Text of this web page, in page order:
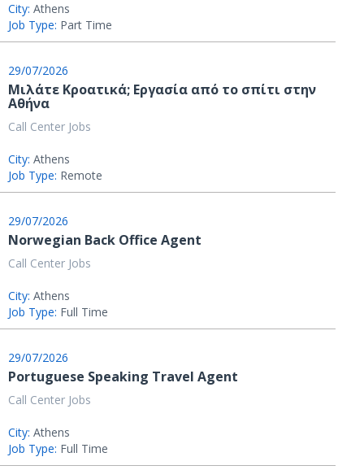
City: Athens
Job Type: Part Time
29/07/2026
Μιλάτε Κροατικά; Εργασία από το σπίτι στην
Αθήνα
Call Center Jobs
City: Athens
Job Type: Remote
29/07/2026
Norwegian Back Office Agent
Call Center Jobs
City: Athens
Job Type: Full Time
29/07/2026
Portuguese Speaking Travel Agent
Call Center Jobs
City: Athens
Job Type: Full Time